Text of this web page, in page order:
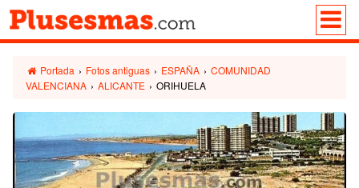
Portada › Fotos antiguas › ESPAÑA › COMUNIDAD
VALENCIANA › ALICANTE › ORIHUELA